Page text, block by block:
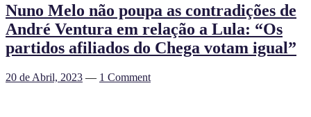
Nuno Melo não poupa as contradições de
André Ventura em relação a Lula: “Os
partidos afiliados do Chega votam igual”
20 de Abril, 2023 — 1 Comment